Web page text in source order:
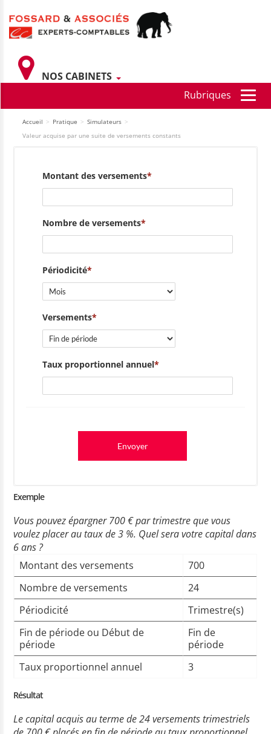
NOS CABINETS
Accueil > Pratique > Simulateurs >
Valeur acquise par une suite de versements constants
Montant des versements
Nombre de versements
Périodicité
Versements
Taux proportionnel annuel
Envoyer
Exemple
Vous pouvez épargner 700 € par trimestre que vous
voulez placer au taux de 3 %. Quel sera votre capital dans
6 ans ?
Montant des versements
700
Nombre de versements
24
Périodicité
Trimestre(s)
Fin de période ou Début de
période
Fin de
période
Taux proportionnel annuel
3
Résultat
Le capital acquis au terme de 24 versements trimestriels